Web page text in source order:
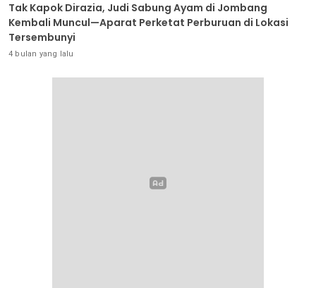
Tak Kapok Dirazia, Judi Sabung Ayam di Jombang
Kembali Muncul—Aparat Perketat Perburuan di Lokasi
Tersembunyi
4 bulan yang lalu